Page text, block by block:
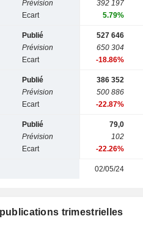
Prévision
Ecart
392 197
5.79%
Publié
Prévision
Ecart
527 646
650 304
-18.86%
Publié
Prévision
Ecart
386 352
500 886
-22.87%
Publié
Prévision
Ecart
79,0
102
-22.26%
02/05/24
trimestrielles